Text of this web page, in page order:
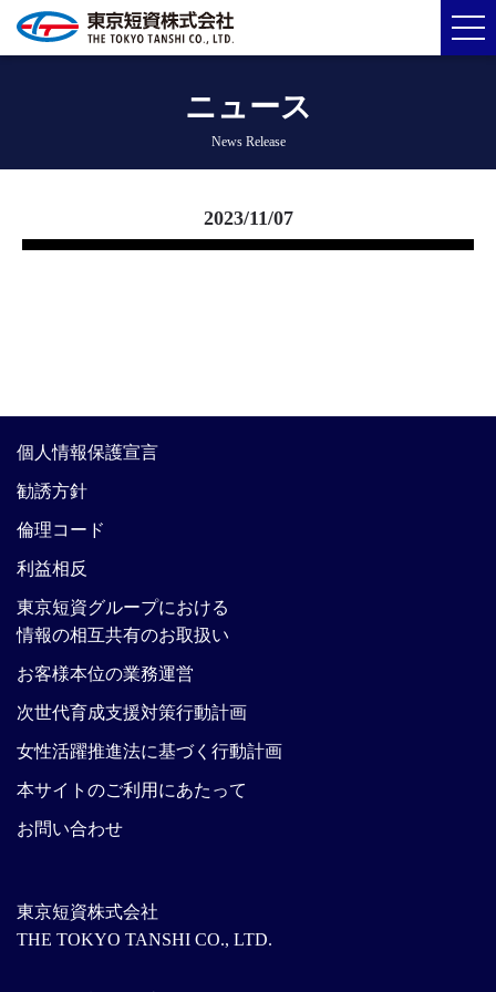
ニュース
News Release
2023/11/07
東京短資株式会社
THE TOKYO TANSHI CO., LTD.
個人情報保護宣言
勧誘方針
倫理コード
利益相反
東京短資グループにおける
情報の相互共有のお取扱い
お客様本位の業務運営
次世代育成支援対策行動計画
女性活躍推進法に基づく行動計画
本サイトのご利用にあたって
お問い合わせ